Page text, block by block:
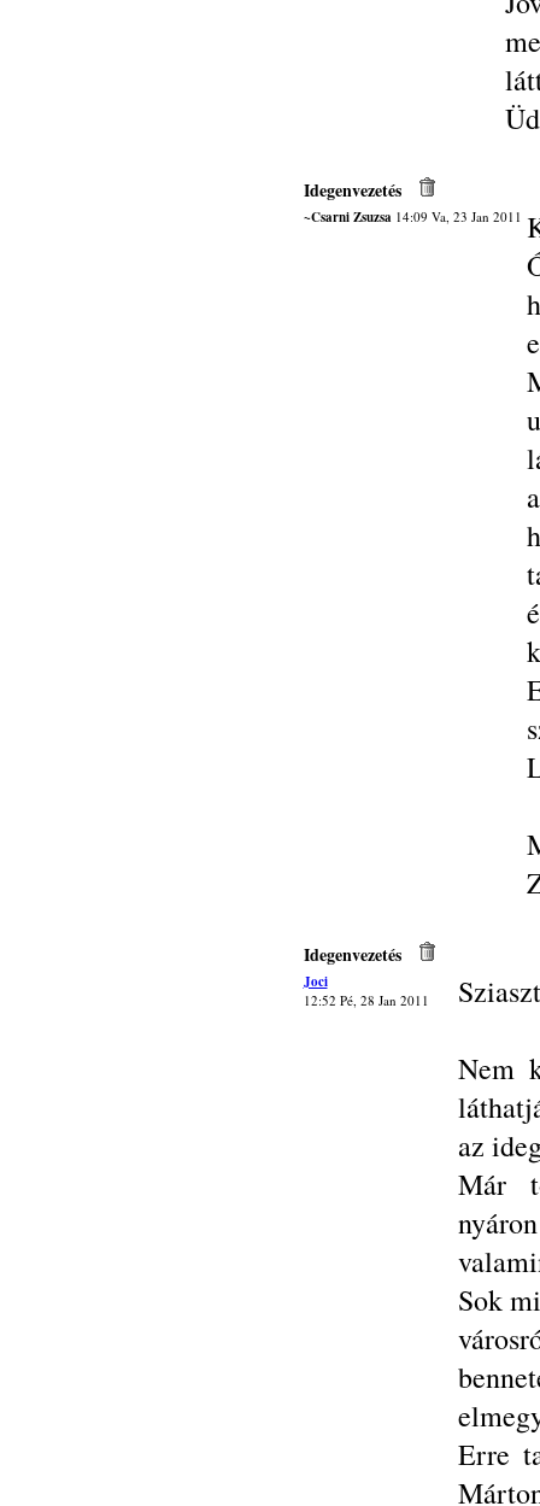
Idegenvezetés
~Csarni Zsuzsa14:09 Va, 23 Jan 2011
Idegenvezetés
Joci
12:52 Pé, 28 Jan 2011
Nem
az
Már
Sok
Erre